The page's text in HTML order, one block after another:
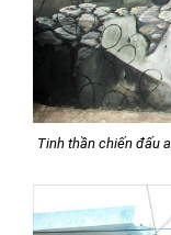
Tinh thần chiến đấu